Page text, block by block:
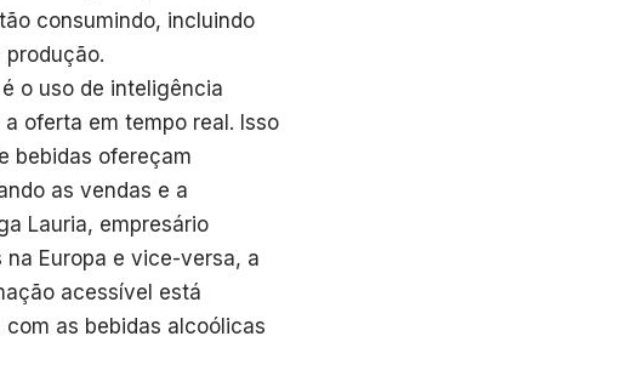
consumindo, incluindo
o uso de inteligência
oferta em tempo real. Isso
bebidas ofereçam
as vendas e a
Lauria, empresário
Europa e vice-versa, a
acessível está
as bebidas alcoólicas